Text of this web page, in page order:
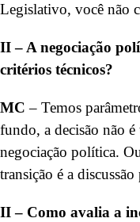
Legislativo, você não
II – A negociação
critérios técnicos?
MC – Temos
fundo, a decisão não é
negociação política.
transição é a
II – Como avalia a